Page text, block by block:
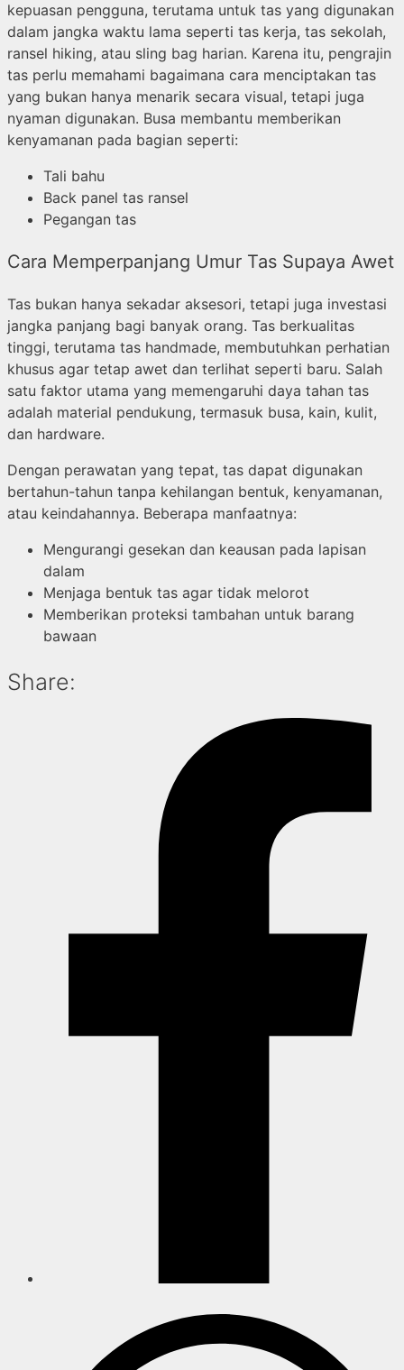
kepuasan pengguna, terutama untuk tas yang digunakan
dalam jangka waktu lama seperti tas kerja, tas sekolah,
ransel hiking, atau sling bag harian. Karena itu, pengrajin
tas perlu memahami bagaimana cara menciptakan tas
yang bukan hanya menarik secara visual, tetapi juga
nyaman digunakan. Busa membantu memberikan
kenyamanan pada bagian seperti:
Tali bahu
Back panel tas ransel
Pegangan tas
Cara Memperpanjang Umur Tas Supaya Awet
Tas bukan hanya sekadar aksesori, tetapi juga investasi
jangka panjang bagi banyak orang. Tas berkualitas
tinggi, terutama tas handmade, membutuhkan perhatian
khusus agar tetap awet dan terlihat seperti baru. Salah
satu faktor utama yang memengaruhi daya tahan tas
adalah material pendukung, termasuk busa, kain, kulit,
dan hardware.
Dengan perawatan yang tepat, tas dapat digunakan
bertahun-tahun tanpa kehilangan bentuk, kenyamanan,
atau keindahannya. Beberapa manfaatnya:
Mengurangi gesekan dan keausan pada lapisan
dalam
Menjaga bentuk tas agar tidak melorot
Memberikan proteksi tambahan untuk barang
bawaan
Share: